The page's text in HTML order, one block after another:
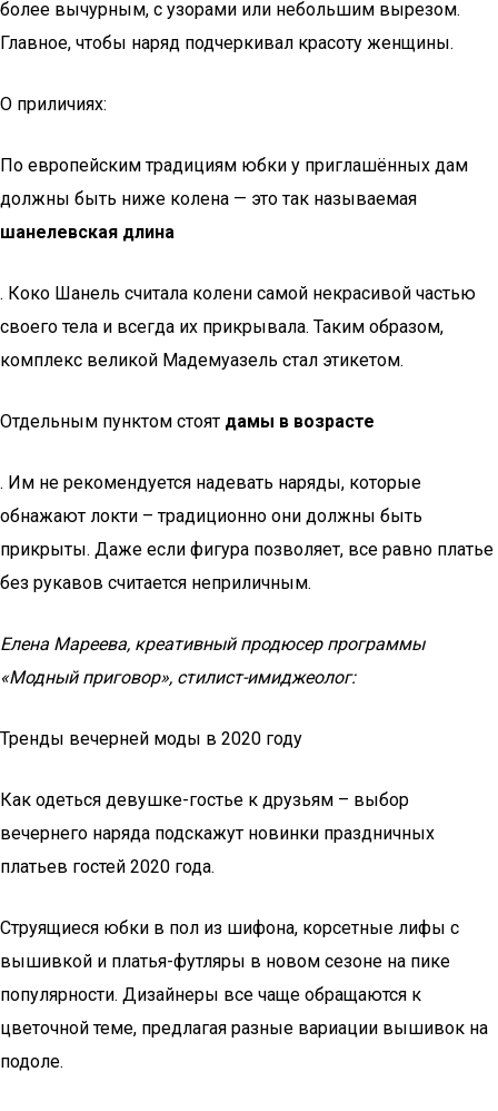
более вычурным, с узорами или небольшим вырезом.
Главное, чтобы наряд подчеркивал красоту женщины.
О приличиях:
По европейским традициям юбки у приглашённых дам
должны быть ниже колена — это так называемая
шанелевская длина
. Коко Шанель считала колени самой некрасивой частью
своего тела и всегда их прикрывала. Таким образом,
комплекс великой Мадемуазель стал этикетом.
Отдельным пунктом стоят дамы в возрасте
. Им не рекомендуется надевать наряды, которые
обнажают локти – традиционно они должны быть
прикрыты. Даже если фигура позволяет, все равно платье
без рукавов считается неприличным.
Елена Мареева, креативный продюсер программы
«Модный приговор», стилист-имиджеолог:
Тренды вечерней моды в 2020 году
Как одеться девушке-гостье к друзьям – выбор
вечернего наряда подскажут новинки праздничных
платьев гостей 2020 года.
Струящиеся юбки в пол из шифона, корсетные лифы с
вышивкой и платья-футляры в новом сезоне на пике
популярности. Дизайнеры все чаще обращаются к
цветочной теме, предлагая разные вариации вышивок на
подоле.